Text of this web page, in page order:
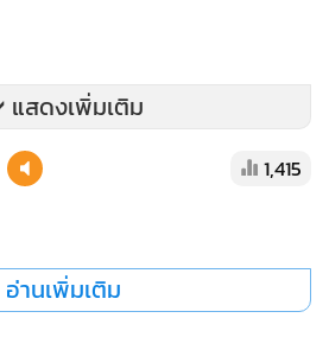
รณะจีนระบุว่า สำนักงานกฎหมายฯได้
ยกในสังคมด้วยการว่าจ้างคนให้ออก
แสข่าวลือ โดยสำนักงานฯได้พัวพันกับ
งน้อย 40 ครั้งภายในรอบระยะเวลา
แสดงเพิ่มเติม
1,415
อ่านเพิ่มเติม